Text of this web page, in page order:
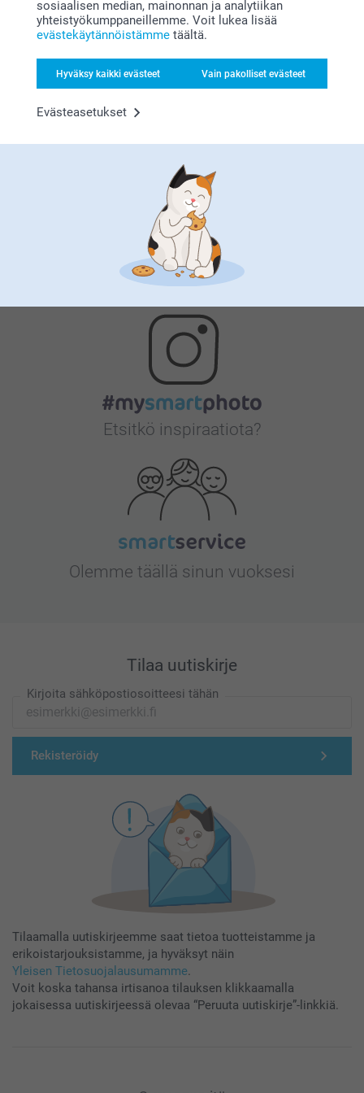
sosiaalisen median, mainonnan ja analytiikan
yhteistyökumppaneillemme. Voit lukea lisää
evästekäytännöistämme täältä.
Hyväksy kaikki evästeet Vain pakolliset evästeet
Evästeasetukset
Tyytyväisyystakuu
Bonusta kaikista tilauksista
Etsitkö inspiraatiota?
Olemme täällä sinun vuoksesi
Tilaa uutiskirje
Kirjoita sähköpostiosoitteesi tähän
Rekisteröidy
Tilaamalla uutiskirjeemme saat tietoa tuotteistamme ja
erikoistarjouksistamme, ja hyväksyt näin
Yleisen Tietosuojalausumamme.
Voit koska tahansa irtisanoa tilauksen klikkaamalla
jokaisessa uutiskirjeessä olevaa “Peruuta uutiskirje”-linkkiä.